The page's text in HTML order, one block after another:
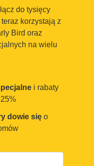
do tysięcy
korzystają z
Bird oraz
na wielu
i rabaty
dowie się o